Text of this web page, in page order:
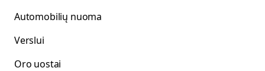
Automobilių nuoma
Verslui
Oro uostai